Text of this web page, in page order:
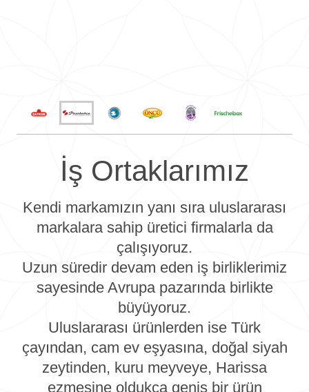
İş Ortaklarımız
Kendi markamızın yanı sıra uluslararası
markalara sahip üretici firmalarla da
çalışıyoruz.
Uzun süredir devam eden iş birliklerimiz
sayesinde Avrupa pazarında birlikte
büyüyoruz.
Uluslararası ürünlerden ise Türk
çayından, cam ev eşyasına, doğal siyah
zeytinden, kuru meyveye, Harissa
ezmesine oldukça geniş bir ürün